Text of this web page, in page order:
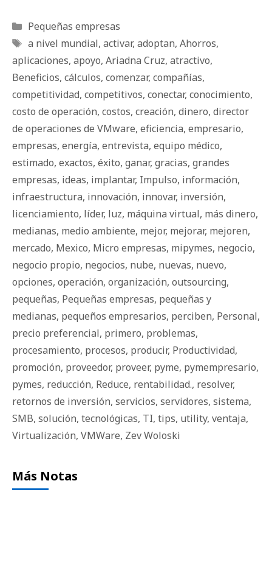
Categorías
Pequeñas empresas
Etiquetas
a nivel mundial, activar, adoptan, Ahorros,
aplicaciones, apoyo, Ariadna Cruz, atractivo,
Beneficios, cálculos, comenzar, compañías,
competitividad, competitivos, conectar, conocimiento,
costo de operación, costos, creación, dinero, director
de operaciones de VMware, eficiencia, empresario,
empresas, energía, entrevista, equipo médico,
estimado, exactos, éxito, ganar, gracias, grandes
empresas, ideas, implantar, Impulso, información,
infraestructura, innovación, innovar, inversión,
licenciamiento, líder, luz, máquina virtual, más dinero,
medianas, medio ambiente, mejor, mejorar, mejoren,
mercado, Mexico, Micro empresas, mipymes, negocio,
negocio propio, negocios, nube, nuevas, nuevo,
opciones, operación, organización, outsourcing,
pequeñas, Pequeñas empresas, pequeñas y
medianas, pequeños empresarios, perciben, Personal,
precio preferencial, primero, problemas,
procesamiento, procesos, producir, Productividad,
promoción, proveedor, proveer, pyme, pymempresario,
pymes, reducción, Reduce, rentabilidad., resolver,
retornos de inversión, servicios, servidores, sistema,
SMB, solución, tecnológicas, TI, tips, utility, ventaja,
Virtualización, VMWare, Zev Woloski
Más Notas